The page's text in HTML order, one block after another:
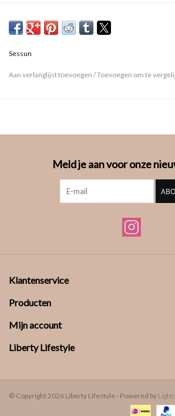
Sessun
Aan verlanglijst toevoegen /Toevoegen om te
Meld je aan voor onze
Klantenservice
Producten
Mijn account
Liberty Lifestyle
© Copyright 2026 Liberty Lifestyle - Powered by